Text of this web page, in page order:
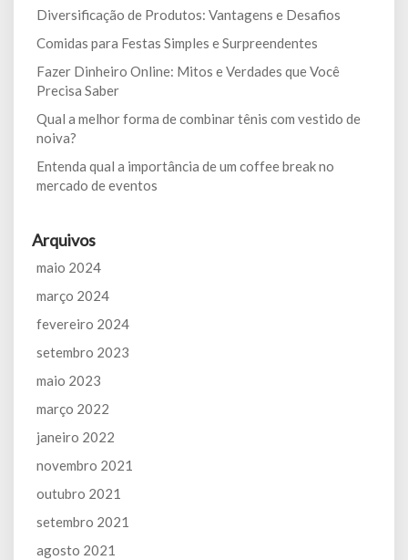
Diversificação de Produtos: Vantagens e Desafios
Comidas para Festas Simples e Surpreendentes
Fazer Dinheiro Online: Mitos e Verdades que Você
Precisa Saber
Qual a melhor forma de combinar tênis com vestido de
noiva?
Entenda qual a importância de um coffee break no
mercado de eventos
Arquivos
maio 2024
março 2024
fevereiro 2024
setembro 2023
maio 2023
março 2022
janeiro 2022
novembro 2021
outubro 2021
setembro 2021
agosto 2021